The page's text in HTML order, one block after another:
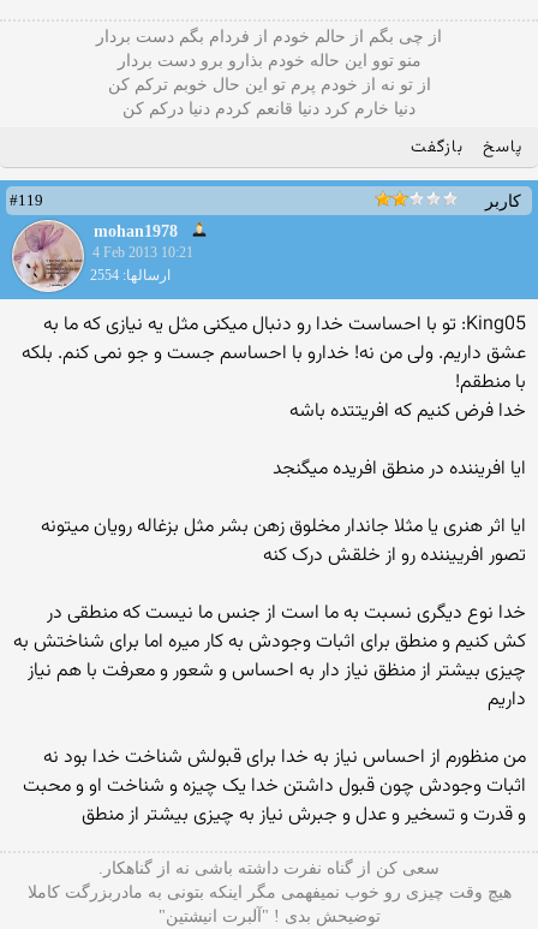
از چی بگم از حالم خودم از فردام بگم دست بردار
منو توو این حاله خودم بذارو برو دست بردار
از تو نه از خودم پرم تو این حال خوبم ترکم کن
دنیا خارم کرد دنیا قانعم کردم دنیا درکم کن
پاسخ بازگفت
کاربر
#119
mohan1978
4 Feb 2013 10:21
ارسالها: 2554
King05: تو با احساست خدا رو دنبال میکنی مثل یه نیازی که ما به
عشق داریم. ولی من نه! خدارو با احساسم جست و جو نمی کنم. بلکه
با منطقم!
خدا فرض کنیم که افریتتده باشه
ایا افریننده در منطق افریده میگنجد
ایا اثر هنری یا مثلا جاندار مخلوق زهن بشر مثل بزغاله رویان میتونه
تصور افرییننده رو از خلقش درک کنه
خدا نوع دیگری نسبت به ما است از جنس ما نیست که منطقی در
کش کنیم و منطق برای اثبات وجودش به کار میره اما برای شناختش به
چیزی بیشتر از منظق نیاز دار به احساس و شعور و معرفت با هم نیاز
داریم
من منظورم از احساس نیاز به خدا برای قبولش شناخت خدا بود نه
اثبات وجودش چون قبول داشتن خدا یک چیزه و شناخت او و محبت
و قدرت و تسخیر و عدل و جبرش نیاز به چیزی بیشتر از منطق
سعی کن از گناه نفرت داشته باشی نه از گناهکار.
هیچ وقت چیزی رو خوب نمیفهمی مگر اینکه بتونی به مادربزرگت کاملا
توضیحش بدی ! "آلبرت انیشتین"